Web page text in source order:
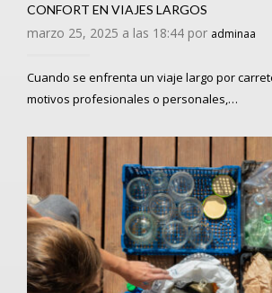
CONFORT EN VIAJES LARGOS
marzo 25, 2025 a las 18:44 por adminaa
Cuando se enfrenta un viaje largo por
motivos profesionales o personales,…